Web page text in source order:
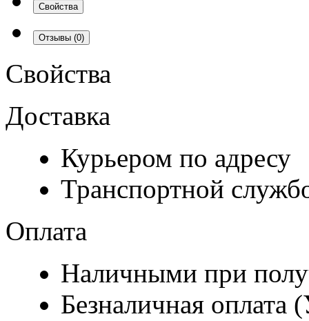
Свойства
Отзывы (0)
Свойства
Доставка
Курьером по адресу
Транспортной
Оплата
Наличными при
Безналичная